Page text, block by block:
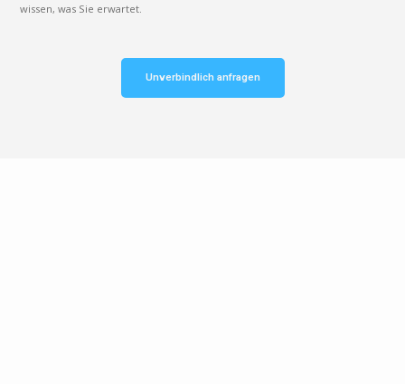
wissen, was Sie erwartet.
Unverbindlich anfragen